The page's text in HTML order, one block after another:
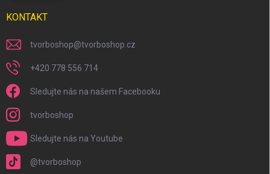
KONTAKT
tvorboshop@tvorboshop.cz
+420 778 556 714
Sledujte nás na našem Facebooku
tvorboshop
Sledujte nás na Youtube
@tvorboshop